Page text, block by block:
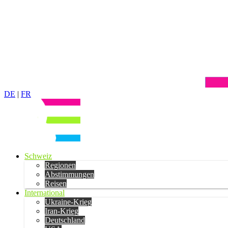
DE | FR
Schweiz
Regionen
Abstimmungen
Reisen
International
Ukraine-Krieg
Iran-Krieg
Deutschland